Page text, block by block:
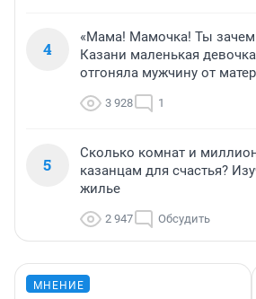
4
«Мама! Мамочка! Ты зачем
Казани маленькая
отгоняла мужчину от
3 928 1
5
Сколько комнат и
казанцам для счастья?
жилье
2 947 Обсудить
МНЕНИЕ